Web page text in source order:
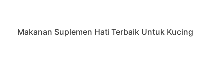
Makanan Suplemen Hati Terbaik Untuk Kucing